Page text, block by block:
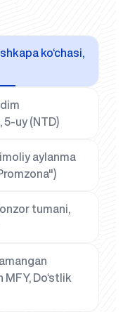
ko‘chasi,
5-uy (NTD)
aylanma
tumani,
Do‘stlik